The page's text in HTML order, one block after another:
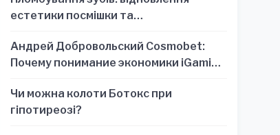
естетики посмішки та
Андрей Добровольский Cosmobet:
Почему понимание экономики iGaming
решений
Чи можна колоти Ботокс при
гіпотиреозі?